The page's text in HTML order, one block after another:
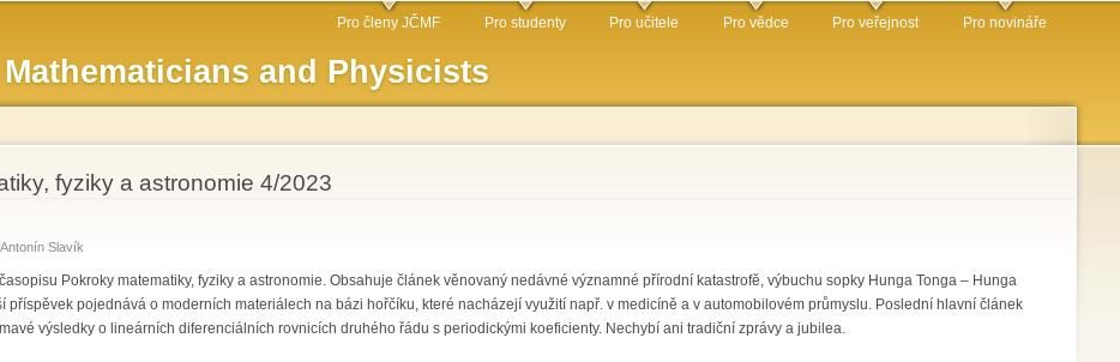
and Physicists
Pro členy JČMF Pro studenty Pro učitele Pro vědce Pro veřejnost Pro novináře
fyziky a astronomie 4/2023
Antonín Slavík
Pokroky matematiky, fyziky a astronomie. Obsahuje článek věnovaný nedávné významné přírodní katastrofě, výbuchu sopky Hunga Tonga – Hunga
příspěvek pojednává o moderních materiálech na bázi hořčíku, které nacházejí využití např. v medicíně a v automobilovém průmyslu. Poslední hlavní článek
výsledky o lineárních diferenciálních rovnicích druhého řádu s periodickými koeficienty. Nechybí ani tradiční zprávy a jubilea.